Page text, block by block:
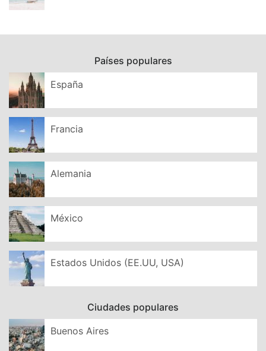
Países populares
España
Francia
Alemania
México
Estados Unidos (EE.UU, USA)
Ciudades populares
Buenos Aires